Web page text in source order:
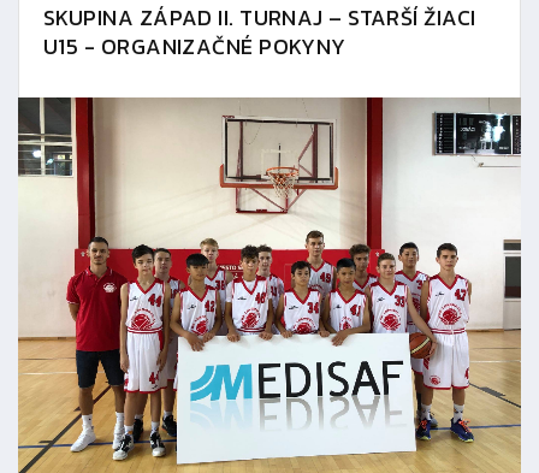
SKUPINA ZÁPAD II. TURNAJ – STARŠÍ ŽIACI
U15 - ORGANIZAČNÉ POKYNY